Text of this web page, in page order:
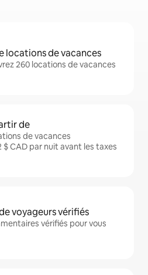
locations de vacances
260 locations de vacances
de
de vacances
CAD par nuit avant les taxes
voyageurs vérifiés
vérifiés pour vous